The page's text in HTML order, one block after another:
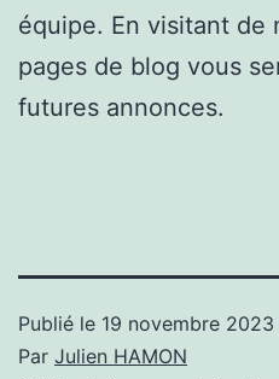
équipe. En visitant de
pages de blog vous
futures annonces.
Publié le 19 novembre 2023
Par Julien HAMON